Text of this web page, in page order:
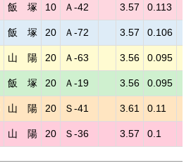
飯 塚 10 Ａ-42 3.57 0.113
飯 塚 20 Ａ-72 3.57 0.106
山 陽 20 Ａ-63 3.56 0.095
飯 塚 20 Ａ-19 3.56 0.095
山 陽 20 Ｓ-41 3.61 0.11
山 陽 20 Ｓ-36 3.57 0.1